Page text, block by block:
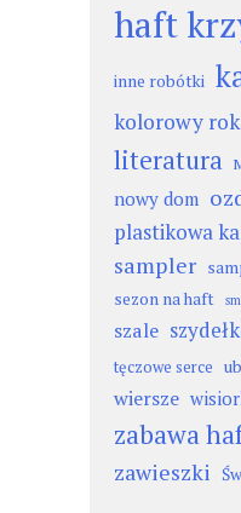
haft
inne robótki
kolorowy rok
literatura
nowy dom
plastikowa
sampler
sezon na haft
szale
tęczowe serce
wiersze
zabawa
zawieszki